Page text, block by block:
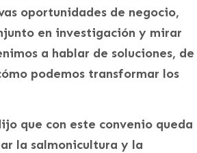
oportunidades de negocio,
en investigación y mirar
a hablar de soluciones, de
podemos transformar los
que con este convenio queda
la salmonicultura y la